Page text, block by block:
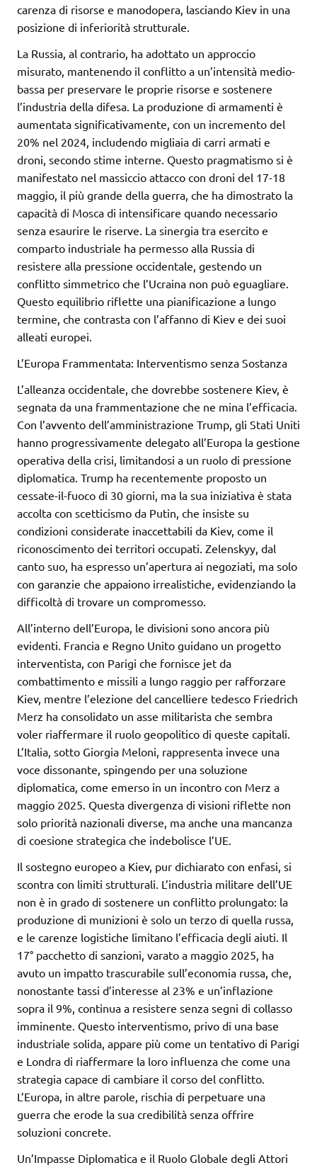
carenza di risorse e manodopera, lasciando Kiev in una
posizione di inferiorità strutturale.
La Russia, al contrario, ha adottato un approccio
misurato, mantenendo il conflitto a un’intensità medio-
bassa per preservare le proprie risorse e sostenere
l’industria della difesa. La produzione di armamenti è
aumentata significativamente, con un incremento del
20% nel 2024, includendo migliaia di carri armati e
droni, secondo stime interne. Questo pragmatismo si è
manifestato nel massiccio attacco con droni del 17-18
maggio, il più grande della guerra, che ha dimostrato la
capacità di Mosca di intensificare quando necessario
senza esaurire le riserve. La sinergia tra esercito e
comparto industriale ha permesso alla Russia di
resistere alla pressione occidentale, gestendo un
conflitto simmetrico che l’Ucraina non può eguagliare.
Questo equilibrio riflette una pianificazione a lungo
termine, che contrasta con l’affanno di Kiev e dei suoi
alleati europei.
L’Europa Frammentata: Interventismo senza Sostanza
L’alleanza occidentale, che dovrebbe sostenere Kiev, è
segnata da una frammentazione che ne mina l’efficacia.
Con l’avvento dell’amministrazione Trump, gli Stati Uniti
hanno progressivamente delegato all’Europa la gestione
operativa della crisi, limitandosi a un ruolo di pressione
diplomatica. Trump ha recentemente proposto un
cessate-il-fuoco di 30 giorni, ma la sua iniziativa è stata
accolta con scetticismo da Putin, che insiste su
condizioni considerate inaccettabili da Kiev, come il
riconoscimento dei territori occupati. Zelenskyy, dal
canto suo, ha espresso un’apertura ai negoziati, ma solo
con garanzie che appaiono irrealistiche, evidenziando la
difficoltà di trovare un compromesso.
All’interno dell’Europa, le divisioni sono ancora più
evidenti. Francia e Regno Unito guidano un progetto
interventista, con Parigi che fornisce jet da
combattimento e missili a lungo raggio per rafforzare
Kiev, mentre l’elezione del cancelliere tedesco Friedrich
Merz ha consolidato un asse militarista che sembra
voler riaffermare il ruolo geopolitico di queste capitali.
L’Italia, sotto Giorgia Meloni, rappresenta invece una
voce dissonante, spingendo per una soluzione
diplomatica, come emerso in un incontro con Merz a
maggio 2025. Questa divergenza di visioni riflette non
solo priorità nazionali diverse, ma anche una mancanza
di coesione strategica che indebolisce l’UE.
Il sostegno europeo a Kiev, pur dichiarato con enfasi, si
scontra con limiti strutturali. L’industria militare dell’UE
non è in grado di sostenere un conflitto prolungato: la
produzione di munizioni è solo un terzo di quella russa,
e le carenze logistiche limitano l’efficacia degli aiuti. Il
17° pacchetto di sanzioni, varato a maggio 2025, ha
avuto un impatto trascurabile sull’economia russa, che,
nonostante tassi d’interesse al 23% e un’inflazione
sopra il 9%, continua a resistere senza segni di collasso
imminente. Questo interventismo, privo di una base
industriale solida, appare più come un tentativo di Parigi
e Londra di riaffermare la loro influenza che come una
strategia capace di cambiare il corso del conflitto.
L’Europa, in altre parole, rischia di perpetuare una
guerra che erode la sua credibilità senza offrire
soluzioni concrete.
Un’Impasse Diplomatica e il Ruolo Globale degli Attori